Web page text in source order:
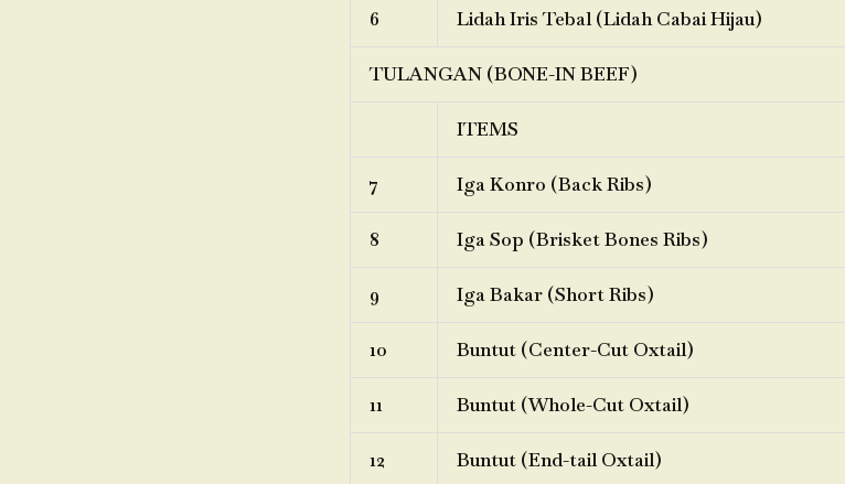
6 Lidah Iris Tebal (Lidah Cabai Hijau)
TULANGAN (BONE-IN BEEF)
ITEMS
7 Iga Konro (Back Ribs)
8 Iga Sop (Brisket Bones Ribs)
9 Iga Bakar (Short Ribs)
10 Buntut (Center-Cut Oxtail)
11 Buntut (Whole-Cut Oxtail)
12 Buntut (End-tail Oxtail)